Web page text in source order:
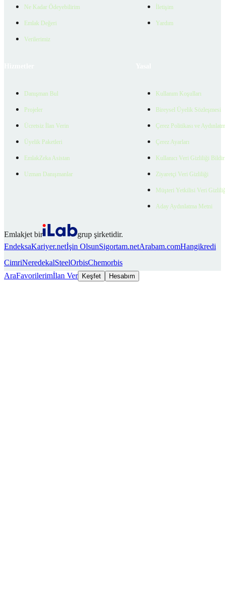
Ne Kadar Ödeyebilirim
Emlak Değeri
Verilerimiz
İletişim
Yardım
Danışman Bul
Projeler
Ücretsiz İlan Verin
Üyelik Paketleri
EmlakZeka Asistan
Uzman Danışmanlar
Kullanım Koşulları
Bireysel Üyelik Sözleşmesi
Çerez Politikası ve
Çerez Ayarları
Kullanıcı Veri Gizliliği
Ziyaretçi Veri Gizliliği
Müşteri Yetkilisi Veri
Aday Aydınlatma Metni
Emlakjet bir
grup şirketidir.
EndeksaKariyer.netİşin OlsunSigortam.netArabam.comHangikredi
CimriNeredekalSteelOrbisChemorbis
AraFavorilerimİlan Ver Keşfet Hesabım